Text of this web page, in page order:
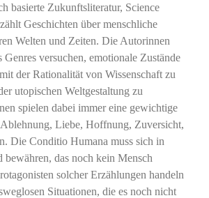
basierte Zukunftsliteratur, Science
Geschichten über menschliche
Welten und Zeiten. Die Autorinnen
Genres versuchen, emotionale Zustände
der Rationalität von Wissenschaft zu
utopischen Weltgestaltung zu
spielen dabei immer eine gewichtige
Liebe, Hoffnung, Zuversicht,
Die Conditio Humana muss sich in
bewähren, das noch kein Mensch
solcher Erzählungen handeln
Situationen, die es noch nicht